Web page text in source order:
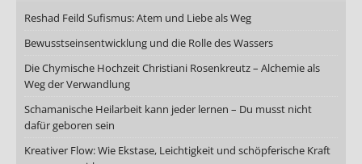
Reshad Feild Sufismus: Atem und Liebe als Weg
Bewusstseinsentwicklung und die Rolle des Wassers
Die Chymische Hochzeit Christiani Rosenkreutz – Alchemie als
Weg der Verwandlung
Schamanische Heilarbeit kann jeder lernen – Du musst nicht
dafür geboren sein
Kreativer Flow: Wie Ekstase, Leichtigkeit und schöpferische Kraft